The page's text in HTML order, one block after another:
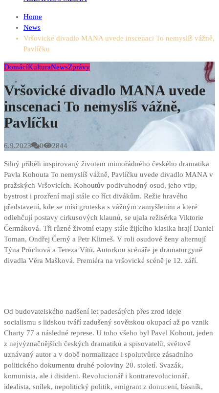
Home
News
Vršovické divadlo MANA uvede inscenaci To nemyslíš vážně,
Pavlíčku
DomácíKulturaNewsZprávy
Vršovické divadlo MANA uvede
inscenaci To nemyslíš vážně,
Pavlíčku
6.9.2023 0 2844
Silný příběh inspirovaný životem mimořádného českého dramatika
Pavla Kohouta To nemyslíš vážně, Pavlíčku uvede divadlo MANA v
pražských Vršovicích. Kohoutův podivuhodný osud, jeho vtip,
bystrost i prozření mají stále co říct divákům. Režie hravého
představení, kde se mísí groteska s vážným zamyšlením a které
odlehčují postavy cirkusových klaunů, se ujala režisérka Viktorie
Čermáková. Tři různé životní etapy stále žijícího klasika hrají Daniel
Toman, Ondřej Černý a Petr Klimeš. V roli osudové ženy alternují
Týna Průchová a Tereza Vítů. Autorkou scénáře je dramaturgyně
divadla Věra Mašková. Premiéra na vršovické scéně je 12. září.
Od budovatelského nadšení let padesátých přes zrod ideje
socialismu s lidskou tváří zadušený sovětskou okupací až po vznik
Charty 77 a následné represe. U toho všeho byl Pavel Kohout, jeden
z nejvýznačnějších českých dramatiků a spisovatelů, světově
uznávaný autor a v době normalizace i spolutvůrce zásadního
politického dokumentu druhé poloviny 20. století. Svazák,
komunista, ale i disident. Revolucionář i kontrarevolucionář,
idealista, snílek, nepolitický politik, emigrant z donucení, básník,